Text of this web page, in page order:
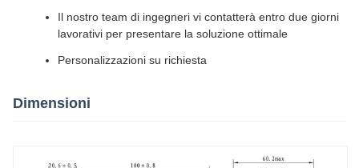
Il nostro team di ingegneri vi contatterà entro due giorni
lavorativi per presentare la soluzione ottimale
Personalizzazioni su richiesta
Dimensioni